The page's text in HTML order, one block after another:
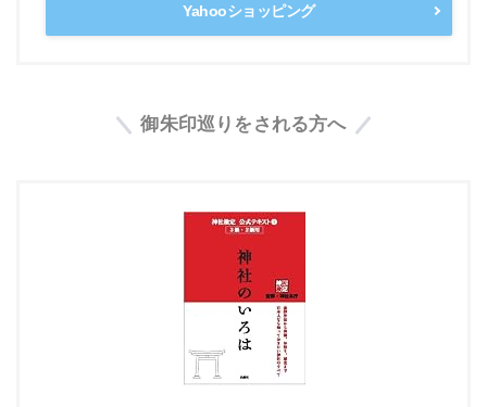
Yahooショッピング
御朱印巡りをされる方へ